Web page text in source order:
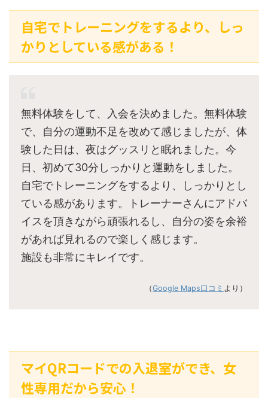
自宅でトレーニングをするより、しっ
かりとしている感がある！
無料体験をして、入会を決めました。無料体験
で、自分の運動不足を改めて感じましたが、体
験した日は、夜はグッスリと眠れました。今
日、初めて30分しっかりと運動をしました。
自宅でトレーニングをするより、しっかりとし
ている感があります。トレーナーさんにアドバ
イスを頂きながら頑張れるし、自分の姿を余裕
があれば見れるので楽しく感じます。
施設も非常にキレイです。
（Google Maps口コミ より）
マイQRコードでの入退室ができ、女
性専用だから安心！